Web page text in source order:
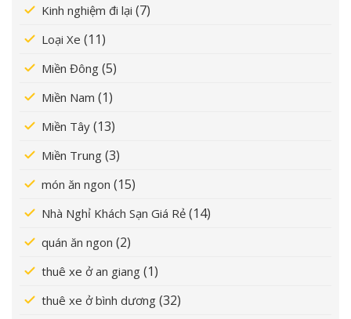
Kinh nghiệm đi lại (7)
Loại Xe (11)
Miền Đông (5)
Miền Nam (1)
Miền Tây (13)
Miền Trung (3)
món ăn ngon (15)
Nhà Nghỉ Khách Sạn Giá Rẻ (14)
quán ăn ngon (2)
thuê xe ở an giang (1)
thuê xe ở bình dương (32)